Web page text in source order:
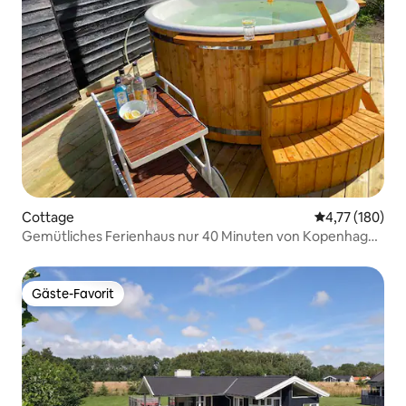
Cottage
4,77 (180)
Gemütliches Ferienhaus nur 40 Minuten von Kopenhagen
Gäste-Favorit
Gäste-Favorit